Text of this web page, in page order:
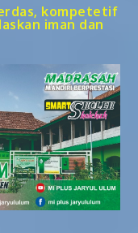
kompetetif
iman dan